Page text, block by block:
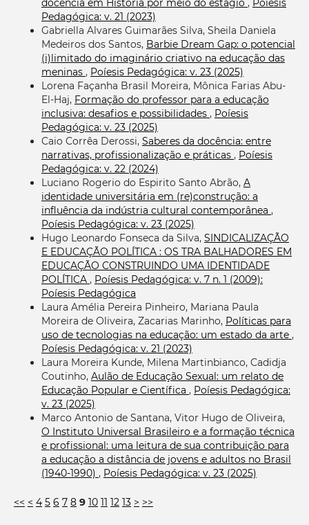
docência em História por meio do estágio , Poíesis
Pedagógica: v. 21 (2023)
Gabriella Alvares Guimarães Silva, Sheila Daniela
Medeiros dos Santos, Barbie Dream Gap: o potencial
(i)limitado do imaginário criativo na educação das
meninas , Poíesis Pedagógica: v. 23 (2025)
Lorena Façanha Brasil Moreira, Mônica Farias Abu-
El-Haj, Formação do professor para a educação
inclusiva: desafios e possibilidades , Poíesis
Pedagógica: v. 23 (2025)
Caio Corrêa Derossi, Saberes da docência: entre
narrativas, profissionalização e práticas , Poíesis
Pedagógica: v. 22 (2024)
Luciano Rogerio do Espirito Santo Abrão, A
identidade universitária em (re)construção: a
influência da indústria cultural contemporânea ,
Poíesis Pedagógica: v. 23 (2025)
Hugo Leonardo Fonseca da Silva, SINDICALIZAÇÃO
E EDUCAÇÃO POLÍTICA : OS TRA BALHADORES EM
EDUCAÇÃO CONSTRUINDO UMA IDENTIDADE
POLÍTICA , Poíesis Pedagógica: v. 7 n. 1 (2009):
Poíesis Pedagógica
Laura Amélia Pereira Pinheiro, Mariana Paula
Moreira de Oliveira, Zacarias Marinho, Políticas para
uso de tecnologias na educação: um estado da arte ,
Poíesis Pedagógica: v. 21 (2023)
Laura Moreira Kunde, Milena Martinbianco, Cadidja
Coutinho, Aulão de Educação Sexual: um relato de
Educação Popular e Científica , Poíesis Pedagógica:
v. 23 (2025)
Marco Antonio de Santana, Vitor Hugo de Oliveira,
O Instituto Universal Brasileiro e a formação técnica
e profissional: uma leitura de sua contribuição para
a educação a distância de jovens e adultos no Brasil
(1940-1990) , Poíesis Pedagógica: v. 23 (2025)
<< < 4 5 6 7 8 9 10 11 12 13 > >>